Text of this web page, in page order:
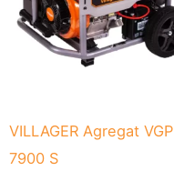
VILLAGER Agregat VGP
7900 S